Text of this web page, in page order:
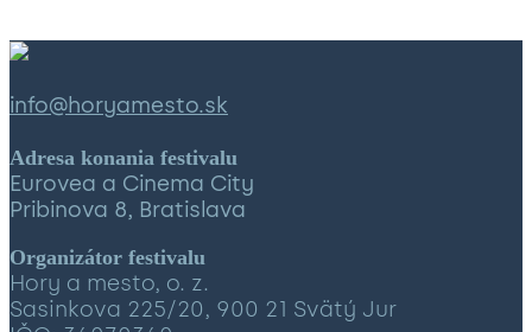
info@horyamesto.sk
Adresa konania festivalu
Eurovea a Cinema City
Pribinova 8, Bratislava
Organizátor festivalu
Hory a mesto, o. z.
Sasinkova 225/20, 900 21 Svätý Jur